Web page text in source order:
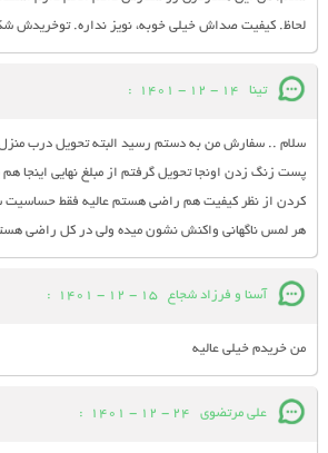
لحاظ. کیفیت صداش خیلی خوبه، نویز نداره. توخریدش
تینا 14 - 12 - 1401
:
سلام .. سفارش من به دستم رسید البته تحویل درب منزل
پست زنگ زدن اونجا تحویل گرفتم از مبلغ نهایی اینجا
کردن از نظر کیفیت هم راضی هستم عالیه فقط حساسیت
هر لمس ناگهانی واکنش نشون میده ولی در کل راضی
آسنا و فرزاد شجاع 15 - 12 - 1401
:
من خریدم خیلی عالیه
علی مرتضوی 24 - 12 - 1401
: